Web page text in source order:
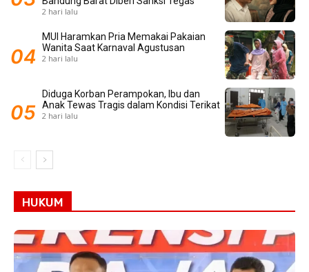
2 hari lalu
MUI Haramkan Pria Memakai Pakaian
Wanita Saat Karnaval Agustusan
2 hari lalu
Diduga Korban Perampokan, Ibu dan
Anak Tewas Tragis dalam Kondisi Terikat
2 hari lalu
HUKUM